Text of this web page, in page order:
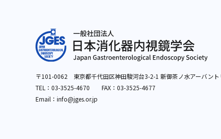
〒101-0062 東京都千代田区神田駿河台3-2-1 新御茶ノ水アーバン
TEL： 03-3525-4670 FAX：03-3525-4677
Email：info@jges.or.jp